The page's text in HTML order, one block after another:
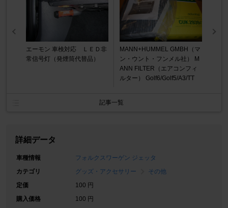
エーモン 車検対応 ＬＥＤ非
常信号灯（発煙筒代替品）
MANN+HUMMEL GMBH（マ
ン・ウント・フンメル社） M
ANN FILTER（エアコンフィ
ルター） Golf6/Golf5/A3/TT
記事一覧
詳細データ
車種情報
フォルクスワーゲン ジェッタ
カテゴリ
グッズ・アクセサリー
その他
定価
100 円
購入価格
100 円